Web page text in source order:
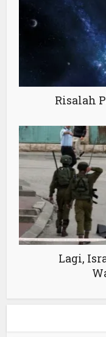
Risalah
Lagi,